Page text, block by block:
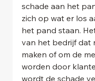
schade aan het
zich op wat er los
het pand staan.
van het bedrijf dat
maken of om de
worden door
wordt de schade